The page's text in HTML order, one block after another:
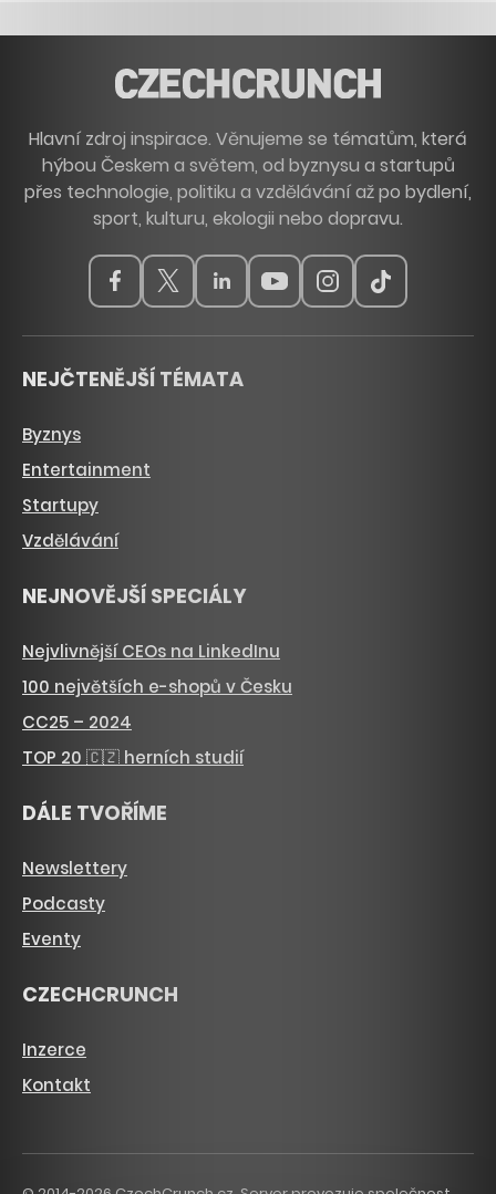
Hlavní zdroj inspirace. Věnujeme se tématům, která
hýbou Českem a světem, od byznysu a startupů
přes technologie, politiku a vzdělávání až po bydlení,
sport, kulturu, ekologii nebo dopravu.
NEJČTENĚJŠÍ TÉMATA
Byznys
Entertainment
Startupy
Vzdělávání
NEJNOVĚJŠÍ SPECIÁLY
Nejvlivnější CEOs na LinkedInu
100 největších e-shopů v Česku
CC25 – 2024
TOP 20 🇨🇿 herních studií
DÁLE TVOŘÍME
Newslettery
Podcasty
Eventy
CZECHCRUNCH
Inzerce
Kontakt